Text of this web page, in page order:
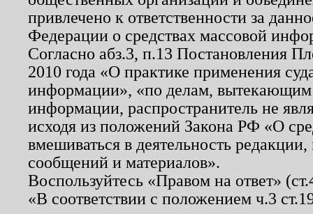
привлечено к ответственности за
Федерации о средствах массовой
Согласно абз.3, п.13 Постановления
2010 года «О практике применения
информации», «по делам, вытекающим
информации, распространитель не
исходя из положений Закона РФ «О
вмешиваться в деятельность
сообщений и материалов».
Воспользуйтесь «Правом на ответ»
«В соответствии с положением ч.3